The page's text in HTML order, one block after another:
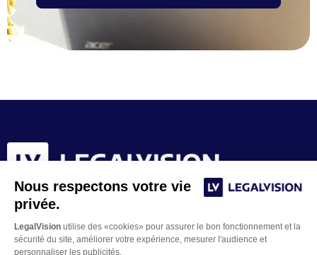
Nous respectons votre vie
privée.
LegalVision utilise des «cookies» pour assurer le bon fonctionnement et la
sécurité du site, améliorer votre expérience, mesurer l'audience et
personnaliser les publicités.